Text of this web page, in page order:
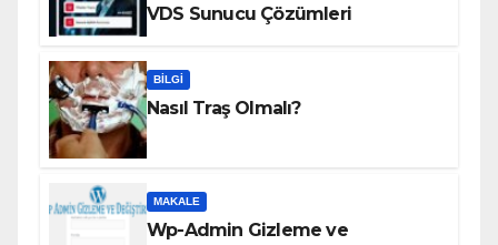
VDS Sunucu Çözümleri
BILGI
Nasıl Traş Olmalı?
MAKALE
Wp-Admin Gizleme ve